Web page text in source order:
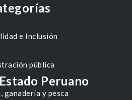
e Inclusión
pública
ganadería y pesca
Peruano